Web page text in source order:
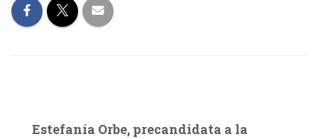
Estefanía Orbe, precandidata a la